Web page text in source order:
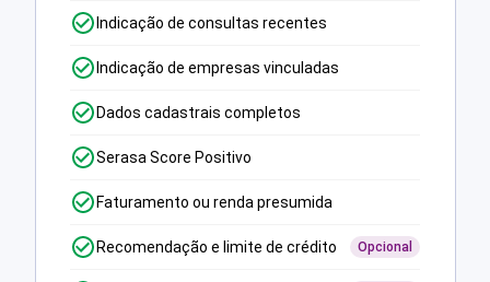
Indicação de consultas recentes
Indicação de empresas vinculadas
Dados cadastrais completos
Serasa Score Positivo
Faturamento ou renda presumida
Recomendação e limite de crédito Opcional